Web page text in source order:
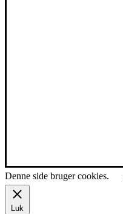
Denne side bruger cookies.
Luk